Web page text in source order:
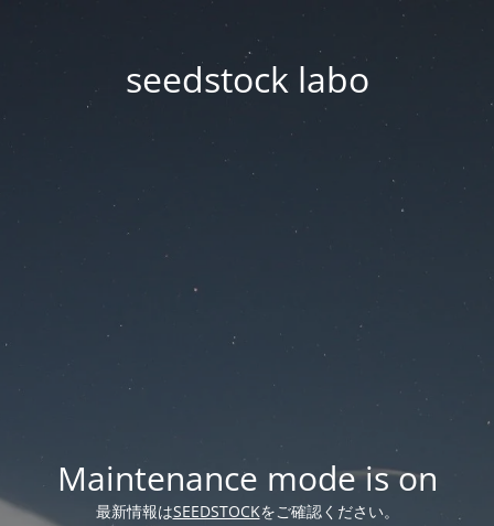
seedstock labo
Maintenance mode is on
最新情報はSEEDSTOCKをご確認ください。